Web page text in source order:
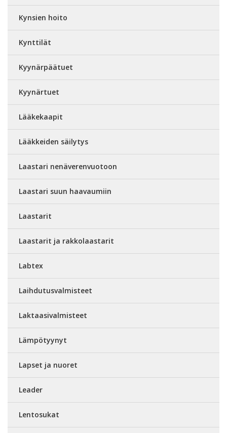
Kynsien hoito
Kynttilät
Kyynärpäätuet
Kyynärtuet
Lääkekaapit
Lääkkeiden säilytys
Laastari nenäverenvuotoon
Laastari suun haavaumiin
Laastarit
Laastarit ja rakkolaastarit
Labtex
Laihdutusvalmisteet
Laktaasivalmisteet
Lämpötyynyt
Lapset ja nuoret
Leader
Lentosukat